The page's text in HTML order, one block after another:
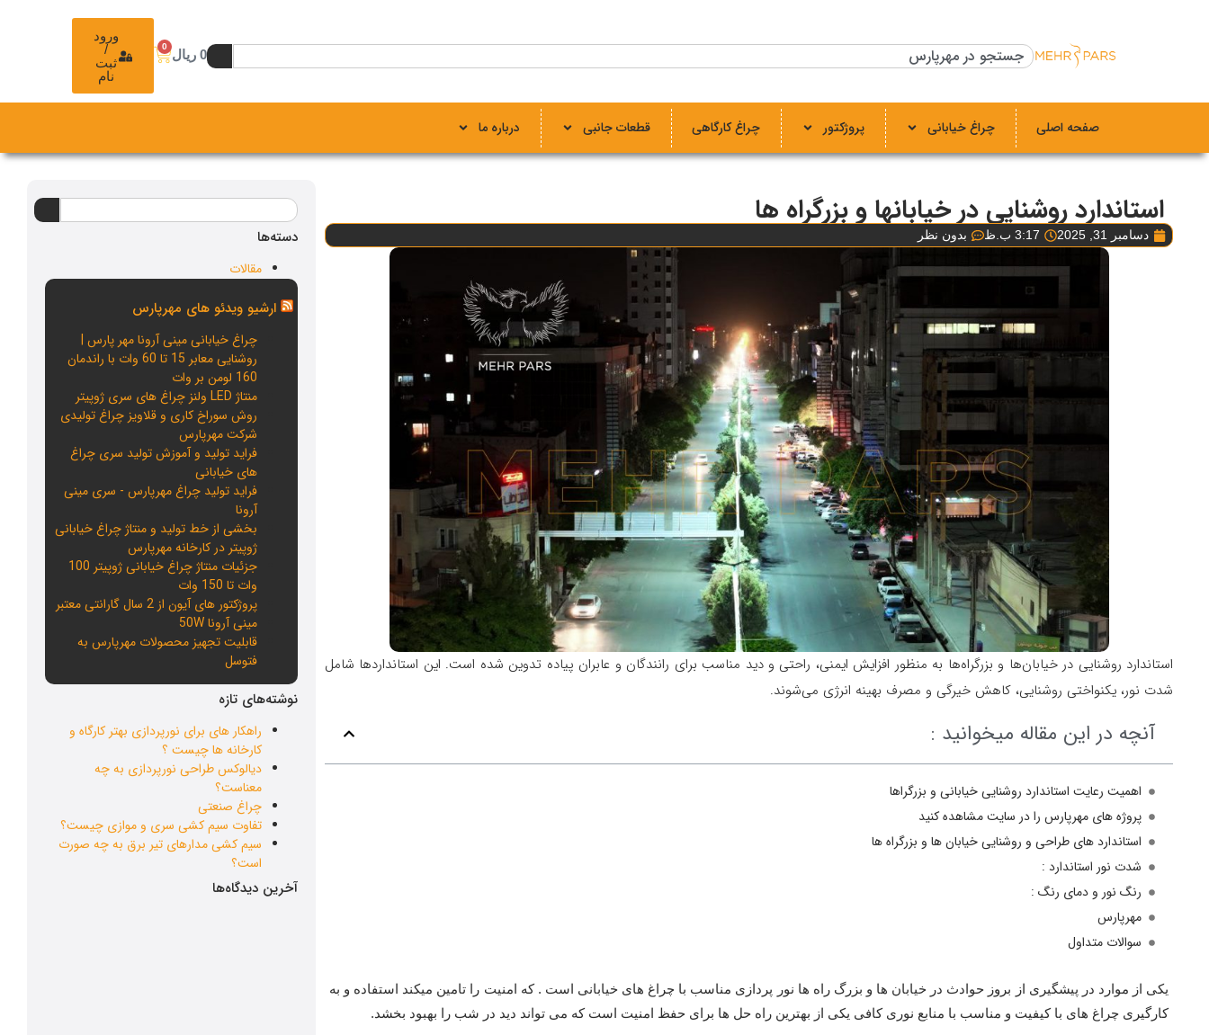
0 ریال
0
ورود
/
ثبت
نام
صفحه اصلی چراغ خیابانی پروژکتور چراغ کارگاهی قطعات جانبی درباره ما
استاندارد روشنایی در خیابانها و بزرگراه ها
دسامبر 31, 2025 3:17 ب.ظ بدون نظر
استاندارد روشنایی در خیابان‌ها و بزرگراه‌ها به منظور افزایش ایمنی، راحتی و دید مناسب برای رانندگان و عابران پیاده تدوین شده است. این استانداردها شامل
شدت نور، یکنواختی روشنایی، کاهش خیرگی و مصرف بهینه انرژی می‌شوند.
آنچه در این مقاله میخوانید :
اهمیت رعایت استاندارد روشنایی خیابانی و بزرگراها
پروژه های مهرپارس را در سایت مشاهده کنید
استاندارد های طراحی و روشنایی خیابان ها و بزرگراه ها
شدت نور استاندارد :
رنگ نور و دمای رنگ :
مهرپارس
سوالات متداول
یکی از موارد در پیشگیری از بروز حوادث در خیابان ها و بزرگ راه ها نور پردازی مناسب با چراغ های خیابانی است . که امنیت را تامین میکند استفاده و به
کارگیری چراغ های با کیفیت و مناسب با منابع نوری کافی یکی از بهترین راه حل ها برای حفظ امنیت است که می تواند دید در شب را بهبود بخشد.
دسته‌ها
مقالات
ارشیو ویدئو های مهرپارس
چراغ خیابانی مینی آرونا مهر پارس |
روشنایی معابر 15 تا 60 وات با راندمان
160 لومن بر وات
منتاژ LED ولنز چراغ های سری ژوپیتر
روش سوراخ کاری و قلاویز چراغ تولیدی
شرکت مهرپارس
فراید تولید و آموزش تولید سری چراغ
های خیابانی
فراید تولید چراغ مهرپارس - سری مینی
آرونا
بخشی از خط تولید و منتاژ چراغ خیابانی
ژوپیتر در کارخانه مهرپارس
جزئیات منتاژ چراغ خیابانی ژوپیتر 100
وات تا 150 وات
پروژکتور های آیون از 2 سال گارانتی معتبر
مینی آرونا 50W
قابلیت تجهیز محصولات مهرپارس به
فتوسل
نوشته‌های تازه
راهکار های برای نورپردازی بهتر کارگاه و
کارخانه ها چیست ؟
دیالوکس طراحی نورپردازی به چه
معناست؟
چراغ صنعتی
تفاوت سیم کشی سری و موازی چیست؟
سیم کشی مدارهای تیر برق به چه صورت
است؟
آخرین دیدگاه‌ها